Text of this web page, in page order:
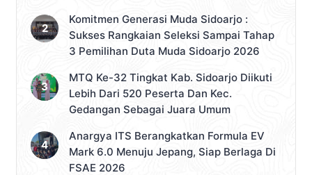
Komitmen Generasi Muda Sidoarjo :
Sukses Rangkaian Seleksi Sampai Tahap
3 Pemilihan Duta Muda Sidoarjo 2026
MTQ Ke-32 Tingkat Kab. Sidoarjo Diikuti
Lebih Dari 520 Peserta Dan Kec.
Gedangan Sebagai Juara Umum
Anargya ITS Berangkatkan Formula EV
Mark 6.0 Menuju Jepang, Siap Berlaga Di
FSAE 2026